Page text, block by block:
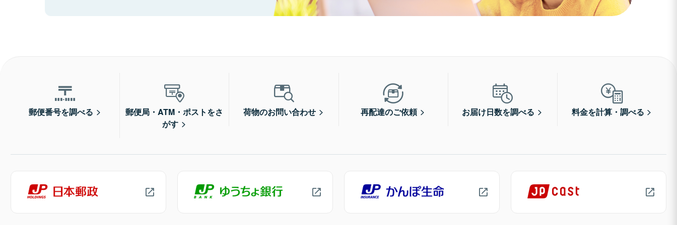
郵便番号を調べる
郵便局・ATM・ポストをさ
がす
荷物のお問い合わせ 再配達のご依頼 お届け日数を調べる 料金を計算・調べる